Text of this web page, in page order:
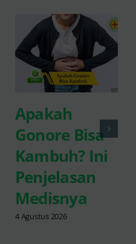
Apakah
Gonore Bisa
Kambuh? Ini
Penjelasan
Medisnya
4 Agustus 2026